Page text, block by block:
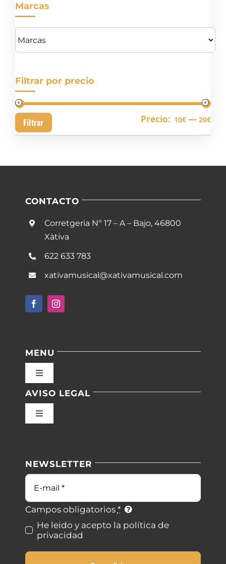
Marcas
Filtrar por precio
Filtrar Precio: 10€ — 20€
CONTACTO
Corretgeria Nº 17 – A – Bajo, 46800
Xàtiva
622 633 783
xativamusical@xativamusical.com
MENU
Toggle
Inicio
Blog
Contacto
AVISO LEGAL
Toggle
Condiciones de uso
Ley de cookies
Desistimiento
NEWSLETTER
Correo
electrónico
Campos obligatorios *
He leido y acepto la política de
privacidad